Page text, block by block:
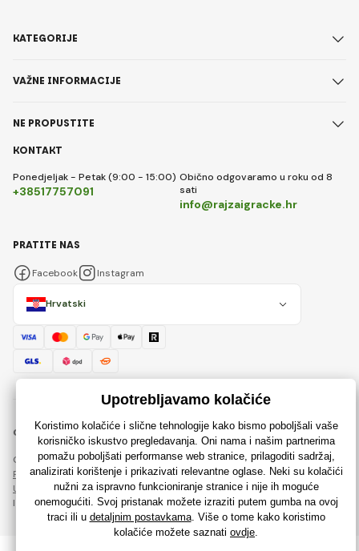
KONTAKT
Ponedjeljak - Petak (9:00 - 15:00)
+38517757091
Obično odgovaramo u roku od 8
sati
info@rajzaigracke.hr
KATEGORIJE
VAŽNE INFORMACIJE
NE PROPUSTITE
Hrvatski
PRATITE NAS
Facebook Instagram
© 2018 - 2026 Rajzaigracke.hr, Sva prava pridržana
Ova stranica je zaštićena reCAPTCHA-om i primjenjuju se
Pravila o zaštiti osobnih podatakatvrtke Google i njihova
Ugovorni uvjeti .
Izrada učinkovitih internetskih trgovina odRIESENIA